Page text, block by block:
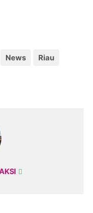
News Riau